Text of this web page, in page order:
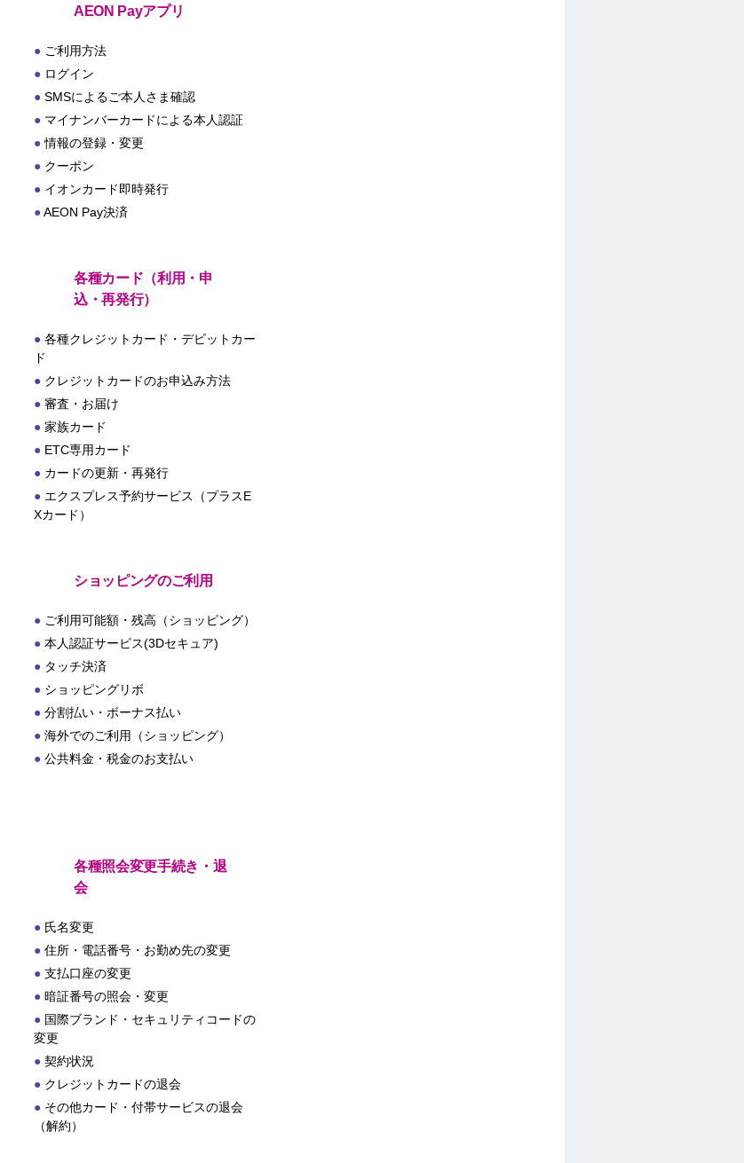
AEON Payアプリ
ご利用方法
ログイン
SMSによるご本人さま確認
マイナンバーカードによる本人認証
情報の登録・変更
クーポン
イオンカード即時発行
AEON Pay決済
各種カード（利用・申
込・再発行）
各種クレジットカード・デビットカー
ド
クレジットカードのお申込み方法
審査・お届け
家族カード
ETC専用カード
カードの更新・再発行
エクスプレス予約サービス（プラスE
Xカード）
ショッピングのご利用
ご利用可能額・残高（ショッピング）
本人認証サービス(3Dセキュア)
タッチ決済
ショッピングリボ
分割払い・ボーナス払い
海外でのご利用（ショッピング）
公共料金・税金のお支払い
各種照会変更手続き・退
会
氏名変更
住所・電話番号・お勤め先の変更
支払口座の変更
暗証番号の照会・変更
国際ブランド・セキュリティコードの
変更
契約状況
クレジットカードの退会
その他カード・付帯サービスの退会
（解約）